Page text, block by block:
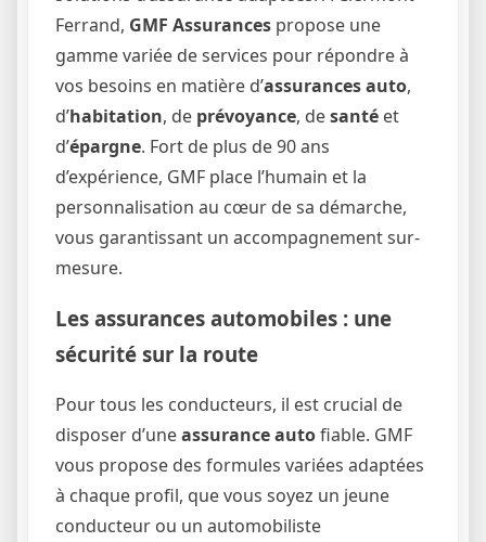
Ferrand, GMF Assurances propose une
gamme variée de services pour répondre à
vos besoins en matière d’assurances auto,
d’habitation, de prévoyance, desanté et
d’épargne. Fort de plus de 90 ans
d’expérience, GMF place l’humain et la
personnalisation au cœur de sa démarche,
vous garantissant un accompagnement sur-
mesure.
Les assurances automobiles : une
sécurité sur la route
Pour tous les conducteurs, il est crucial de
disposer d’uneassurance autofiable. GMF
vous propose des formules variées adaptées
à chaque profil, que vous soyez un jeune
conducteur ou un automobiliste